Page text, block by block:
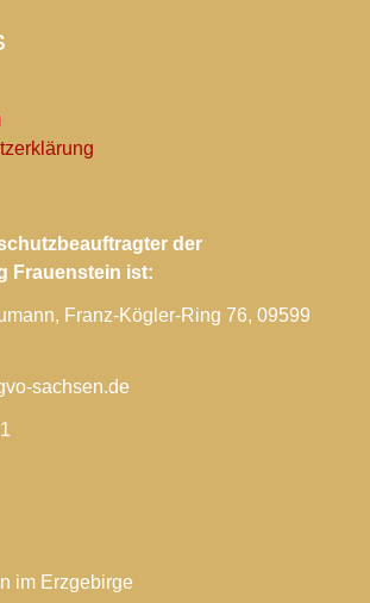
der
Frauenstein ist:
Franz-Kögler-Ring 76, 09599
sachsen.de
im Erzgebirge